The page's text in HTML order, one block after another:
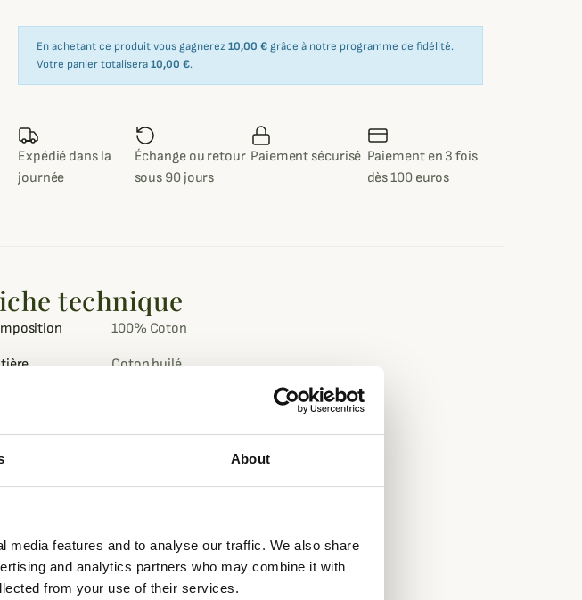
About
features and to analyse our traffic. We also share
and analytics partners who may combine it with
from your use of their services.
En achetant ce produit vous gagnerez10,00 € grâce à notre programme de fidélité.
Votre panier totalisera10,00 €.
Expédié dans la
journée
Échange ou retour
sous 90 jours
Paiement sécurisé Paiement en 3 fois
dès 100 euros
technique
100% Coton
Coton huilé
Homme